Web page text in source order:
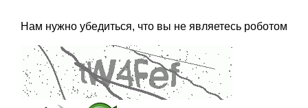
Нам нужно убедиться, что вы не являетесь роботом